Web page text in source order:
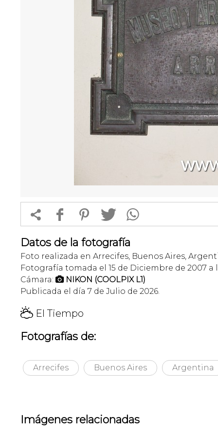
 f 1 T 
Datos de la fotografía
Foto realizada en Arrecifes, Buenos Aires,
Fotografía tomada el 15 de Diciembre de 2007 a
Cámara:  NIKON (COOLPIX L1)
Publicada el día 7 de Julio de 2026.
H El Tiempo
Fotografías de:
Arrecifes Buenos Aires Argentina
Imágenes relacionadas